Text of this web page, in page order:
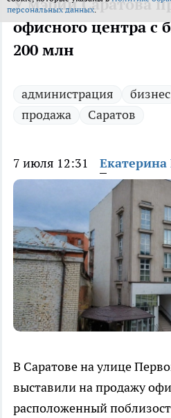
персональных данных.
У мэрии Саратова
офисного центра с
200 млн
администрация бизнес
продажа
Саратов
7 июля 12:31
В Саратове на улице
выставили на продажу
расположенный